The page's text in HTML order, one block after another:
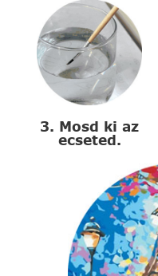
3. Mosd ki az
ecseted.